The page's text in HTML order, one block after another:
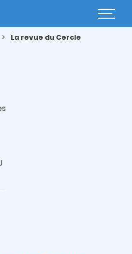
Basculer
La revue du Cercle